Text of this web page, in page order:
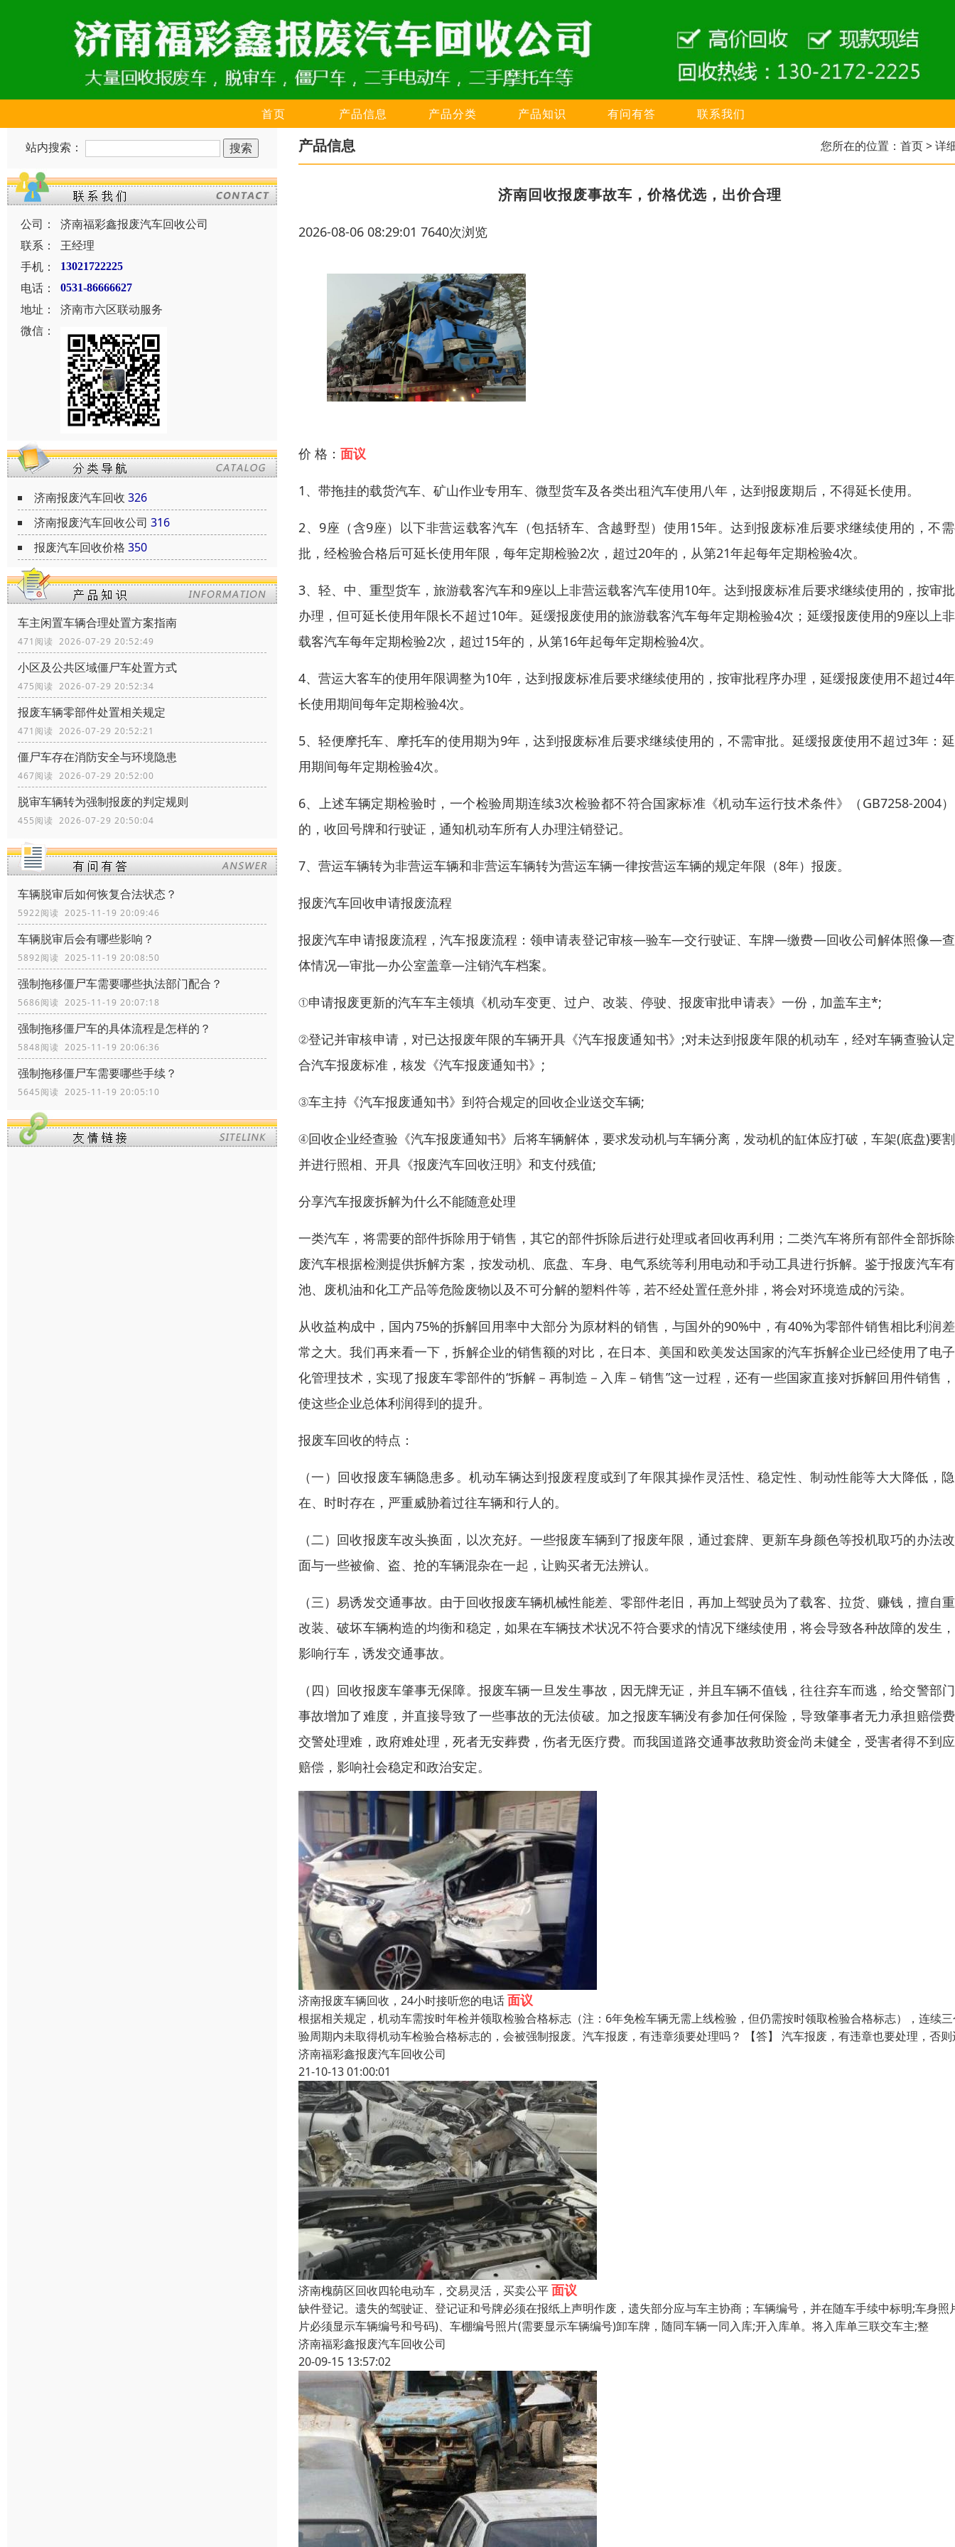
首页 产品信息 产品分类 产品知识 有问有答 联系我们
站内搜索：
公司：
济南福彩鑫报废汽车回收公司
联系：
王经理
手机：
13021722225
电话： 0531-86666627
地址：
济南市六区联动服务
微信：
济南报废汽车回收 326
济南报废汽车回收公司 316
报废汽车回收价格 350
车主闲置车辆合理处置方案指南
471阅读 2026-07-29 20:52:49
小区及公共区域僵尸车处置方式
475阅读 2026-07-29 20:52:34
报废车辆零部件处置相关规定
471阅读 2026-07-29 20:52:21
僵尸车存在消防安全与环境隐患
467阅读 2026-07-29 20:52:00
脱审车辆转为强制报废的判定规则
455阅读 2026-07-29 20:50:04
车辆脱审后如何恢复合法状态？
5922阅读 2025-11-19 20:09:46
车辆脱审后会有哪些影响？
5892阅读 2025-11-19 20:08:50
强制拖移僵尸车需要哪些执法部门配合？
5686阅读 2025-11-19 20:07:18
强制拖移僵尸车的具体流程是怎样的？
5848阅读 2025-11-19 20:06:36
强制拖移僵尸车需要哪些手续？
5645阅读 2025-11-19 20:05:10
产品信息 您所在的位置： 首页> 详
济南回收报废事故车，价格优选，出价合理
2026-08-06 08:29:01 7640次浏览
价 格： 面议
1、带拖挂的载货汽车、矿山作业专用车、微型货车及各类出租汽车使用八年，达到报废期后，不得延长使用。
2、9座（含9座）以下非营运载客汽车（包括轿车、含越野型）使用15年。达到报废标准后要求继续使用的，不
批，经检验合格后可延长使用年限，每年定期检验2次，超过20年的，从第21年起每年定期检验4次。
3、轻、中、重型货车，旅游载客汽车和9座以上非营运载客汽车使用10年。达到报废标准后要求继续使用的，按审
办理，但可延长使用年限长不超过10年。延缓报废使用的旅游载客汽车每年定期检验4次；延缓报废使用的9座以上
载客汽车每年定期检验2次，超过15年的，从第16年起每年定期检验4次。
4、营运大客车的使用年限调整为10年，达到报废标准后要求继续使用的，按审批程序办理，延缓报废使用不超过4
长使用期间每年定期检验4次。
5、轻便摩托车、摩托车的使用期为9年，达到报废标准后要求继续使用的，不需审批。延缓报废使用不超过3年：
用期间每年定期检验4次。
6、上述车辆定期检验时，一个检验周期连续3次检验都不符合国家标准《机动车运行技术条件》（GB7258-2004
的，收回号牌和行驶证，通知机动车所有人办理注销登记。
7、营运车辆转为非营运车辆和非营运车辆转为营运车辆一律按营运车辆的规定年限（8年）报废。
报废汽车回收申请报废流程
报废汽车申请报废流程，汽车报废流程：领申请表登记审核—验车—交行驶证、车牌—缴费—回收公司解体照像—
体情况—审批—办公室盖章—注销汽车档案。
①申请报废更新的汽车车主领填《机动车变更、过户、改装、停驶、报废审批申请表》一份，加盖车主*;
②登记并审核申请，对已达报废年限的车辆开具《汽车报废通知书》;对未达到报废年限的机动车，经对车辆查验认
合汽车报废标准，核发《汽车报废通知书》;
③车主持《汽车报废通知书》到符合规定的回收企业送交车辆;
④回收企业经查验《汽车报废通知书》后将车辆解体，要求发动机与车辆分离，发动机的缸体应打破，车架(底盘)要
并进行照相、开具《报废汽车回收汪明》和支付残值;
分享汽车报废拆解为什么不能随意处理
一类汽车，将需要的部件拆除用于销售，其它的部件拆除后进行处理或者回收再利用；二类汽车将所有部件全部拆
废汽车根据检测提供拆解方案，按发动机、底盘、车身、电气系统等利用电动和手动工具进行拆解。鉴于报废汽车
池、废机油和化工产品等危险废物以及不可分解的塑料件等，若不经处置任意外排，将会对环境造成的污染。
从收益构成中，国内75%的拆解回用率中大部分为原材料的销售，与国外的90%中，有40%为零部件销售相比利润
常之大。我们再来看一下，拆解企业的销售额的对比，在日本、美国和欧美发达国家的汽车拆解企业已经使用了电
化管理技术，实现了报废车零部件的“拆解－再制造－入库－销售”这一过程，还有一些国家直接对拆解回用件销售
使这些企业总体利润得到的提升。
报废车回收的特点：
（一）回收报废车辆隐患多。机动车辆达到报废程度或到了年限其操作灵活性、稳定性、制动性能等大大降低，
在、时时存在，严重威胁着过往车辆和行人的。
（二）回收报废车改头换面，以次充好。一些报废车辆到了报废年限，通过套牌、更新车身颜色等投机取巧的办法
面与一些被偷、盗、抢的车辆混杂在一起，让购买者无法辨认。
（三）易诱发交通事故。由于回收报废车辆机械性能差、零部件老旧，再加上驾驶员为了载客、拉货、赚钱，擅自
改装、破坏车辆构造的均衡和稳定，如果在车辆技术状况不符合要求的情况下继续使用，将会导致各种故障的发生
影响行车，诱发交通事故。
（四）回收报废车肇事无保障。报废车辆一旦发生事故，因无牌无证，并且车辆不值钱，往往弃车而逃，给交警部
事故增加了难度，并直接导致了一些事故的无法侦破。加之报废车辆没有参加任何保险，导致肇事者无力承担赔偿
交警处理难，政府难处理，死者无安葬费，伤者无医疗费。而我国道路交通事故救助资金尚未健全，受害者得不到
赔偿，影响社会稳定和政治安定。
济南报废车辆回收，24小时接听您的电话面议
根据相关规定，机动车需按时年检并领取检验合格标志（注：6年免检车辆无需上线检验，但仍需按时领取检验合格标志），连续
验周期内未取得机动车检验合格标志的，会被强制报废。汽车报废，有违章须要处理吗？ 【答】 汽车报废，有违章也要处理，否则
济南福彩鑫报废汽车回收公司
21-10-13 01:00:01
济南槐荫区回收四轮电动车，交易灵活，买卖公平面议
缺件登记。遗失的驾驶证、登记证和号牌必须在报纸上声明作废，遗失部分应与车主协商；车辆编号，并在随车手续中标明;车身照
片必须显示车辆编号和号码)、车棚编号照片(需要显示车辆编号)卸车牌，随同车辆一同入库;开入库单。将入库单三联交车主;整
济南福彩鑫报废汽车回收公司
20-09-15 13:57:02